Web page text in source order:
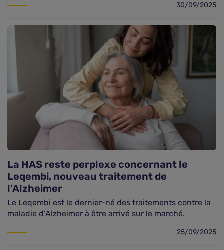
30/09/2025
La HAS reste perplexe concernant le
Leqembi, nouveau traitement de
l’Alzheimer
Le Leqembi est le dernier-né des traitements contre la
maladie d’Alzheimer à être arrivé sur le marché.
25/09/2025
Comparer les mutuelles santé